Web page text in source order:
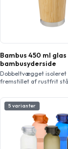
Bambus 450 ml
bambusyderside
Dobbeltvægget isoleret
fremstillet af rustfrit
holder drikkevarer
kolde i 4 timer. Det er
fra med tryk-på-låg
5 varianter